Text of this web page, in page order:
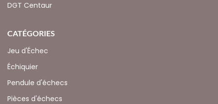
DGT Centaur
CATÉGORIES
Jeu d'Échec
Échiquier
Pendule d'échecs
Pièces d'échecs